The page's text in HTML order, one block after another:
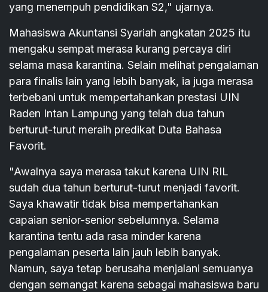
yang menempuh pendidikan S2," ujarnya.
Mahasiswa Akuntansi Syariah angkatan 2025 itu
mengaku sempat merasa kurang percaya diri
selama masa karantina. Selain melihat pengalaman
para finalis lain yang lebih banyak, ia juga merasa
terbebani untuk mempertahankan prestasi UIN
Raden Intan Lampung yang telah dua tahun
berturut-turut meraih predikat Duta Bahasa
Favorit.
"Awalnya saya merasa takut karena UIN RIL
sudah dua tahun berturut-turut menjadi favorit.
Saya khawatir tidak bisa mempertahankan
capaian senior-senior sebelumnya. Selama
karantina tentu ada rasa minder karena
pengalaman peserta lain jauh lebih banyak.
Namun, saya tetap berusaha menjalani semuanya
dengan semangat karena sebagai mahasiswa baru